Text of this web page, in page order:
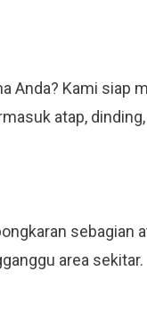
Anda? Kami siap
atap,
sebagian
area sekitar.